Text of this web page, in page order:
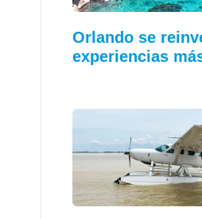
Orlando se
experiencias